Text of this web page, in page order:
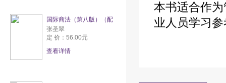
国际商法（第八版）（配
张圣翠
定 价：56.00元
查看详情
本书适合作
业人员学习